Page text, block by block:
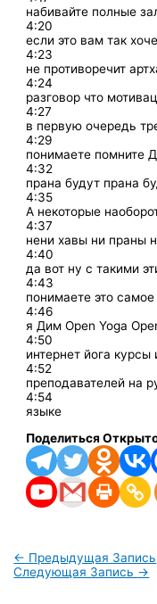
набивайте полные
4:20
если это вам так
4:23
не противоречит
4:24
разговор что
4:27
в первую очередь
4:29
понимаете помните
4:32
прана будут прана
4:35
А некоторые
4:37
нени хавы ни праны
4:40
да вот ну с такими
4:43
понимаете это
4:46
я Дим Open Yoga
4:50
интернет йога курсы
4:52
преподавателей на
4:54
языке
Поделиться
← Предыдущая Запись
Следующая Запись →